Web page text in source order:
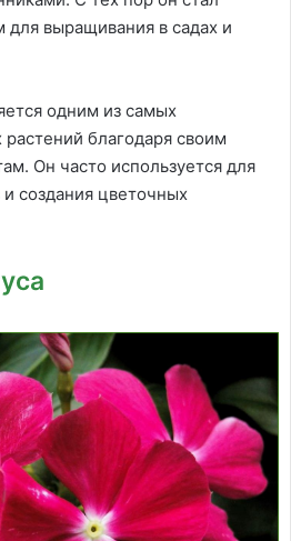
выращивания в садах и
одним из самых
благодаря своим
Он часто используется для
создания цветочных